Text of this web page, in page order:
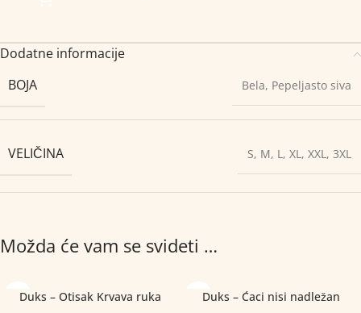
Dodatne informacije
BOJA
Bela, Pepeljasto siva
VELIČINA S, M, L, XL, XXL, 3XL
Možda će vam se svideti …
Duks – Otisak Krvava ruka Duks – Ćaci nisi nadležan